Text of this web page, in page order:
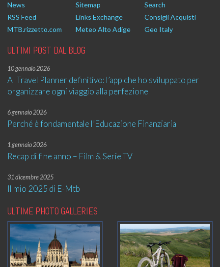
News
Sitemap
Search
RSS Feed
Links Exchange
Consigli Acquisti
MTB.rizzetto.com
Meteo Alto Adige Geo Italy
ULTIMI POST DAL BLOG
10 gennaio 2026
AI Travel Planner definitivo: l’app che ho sviluppato per
organizzare ogni viaggio alla perfezione
6 gennaio 2026
Perché è fondamentale l’Educazione Finanziaria
1 gennaio 2026
Recap di fine anno – Film & Serie TV
31 dicembre 2025
Il mio 2025 di E-Mtb
ULTIME PHOTO GALLERIES